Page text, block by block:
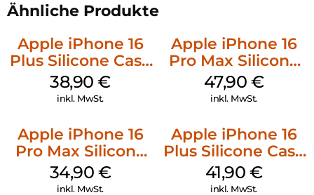
Ähnliche Produkte
Apple iPhone 16
Plus Silicone Case
MagSafe Denim
38,90€
inkl. MwSt.
Apple iPhone 16
Pro Max Silicone
Case MagSafe
Black
47,90 €
inkl. MwSt.
Apple iPhone 16
Pro Max Silicone
Case MagSafe
Denim
34,90 €
inkl. MwSt.
Apple iPhone 16
Plus Silicone Case
MagSafe Stone
Gray
41,90 €
inkl. MwSt.